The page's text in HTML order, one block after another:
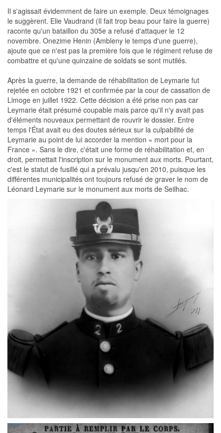
Il s'agissait évidemment de faire un exemple. Deux témoignages
le suggèrent. Elie Vaudrand (Il fait trop beau pour faire la guerre)
raconte qu'un bataillon du 305e a refusé d'attaquer le 12
novembre. Onezime Henin (Ambleny le temps d'une guerre),
ajoute que ce n'est pas la première fois que le régiment refuse de
combattre et qu'une quinzaine de soldats se sont mutilés.
Après la guerre, la demande de réhabilitation de Leymarie fut
rejetée en octobre 1921 et confirmée par la cour de cassation de
Limoge en juillet 1922. Cette décision a été prise non pas car
Leymarie était présumé coupable mais parce qu'il n'y avait pas
d'éléments nouveaux permettant de rouvrir le dossier. Entre
temps l'État avait eu des doutes sérieux sur la culpabilité de
Leymarie au point de lui accorder la mention « mort pour la
France ». Sans le dire, c'était une forme de réhabilitation et, en
droit, permettait l'inscription sur le monument aux morts. Pourtant,
c'est le statut de fusillé qui a prévalu jusqu'en 2010, puisque les
différentes municipalités ont toujours refusé de graver le nom de
Léonard Leymarie sur le monument aux morts de Seilhac.